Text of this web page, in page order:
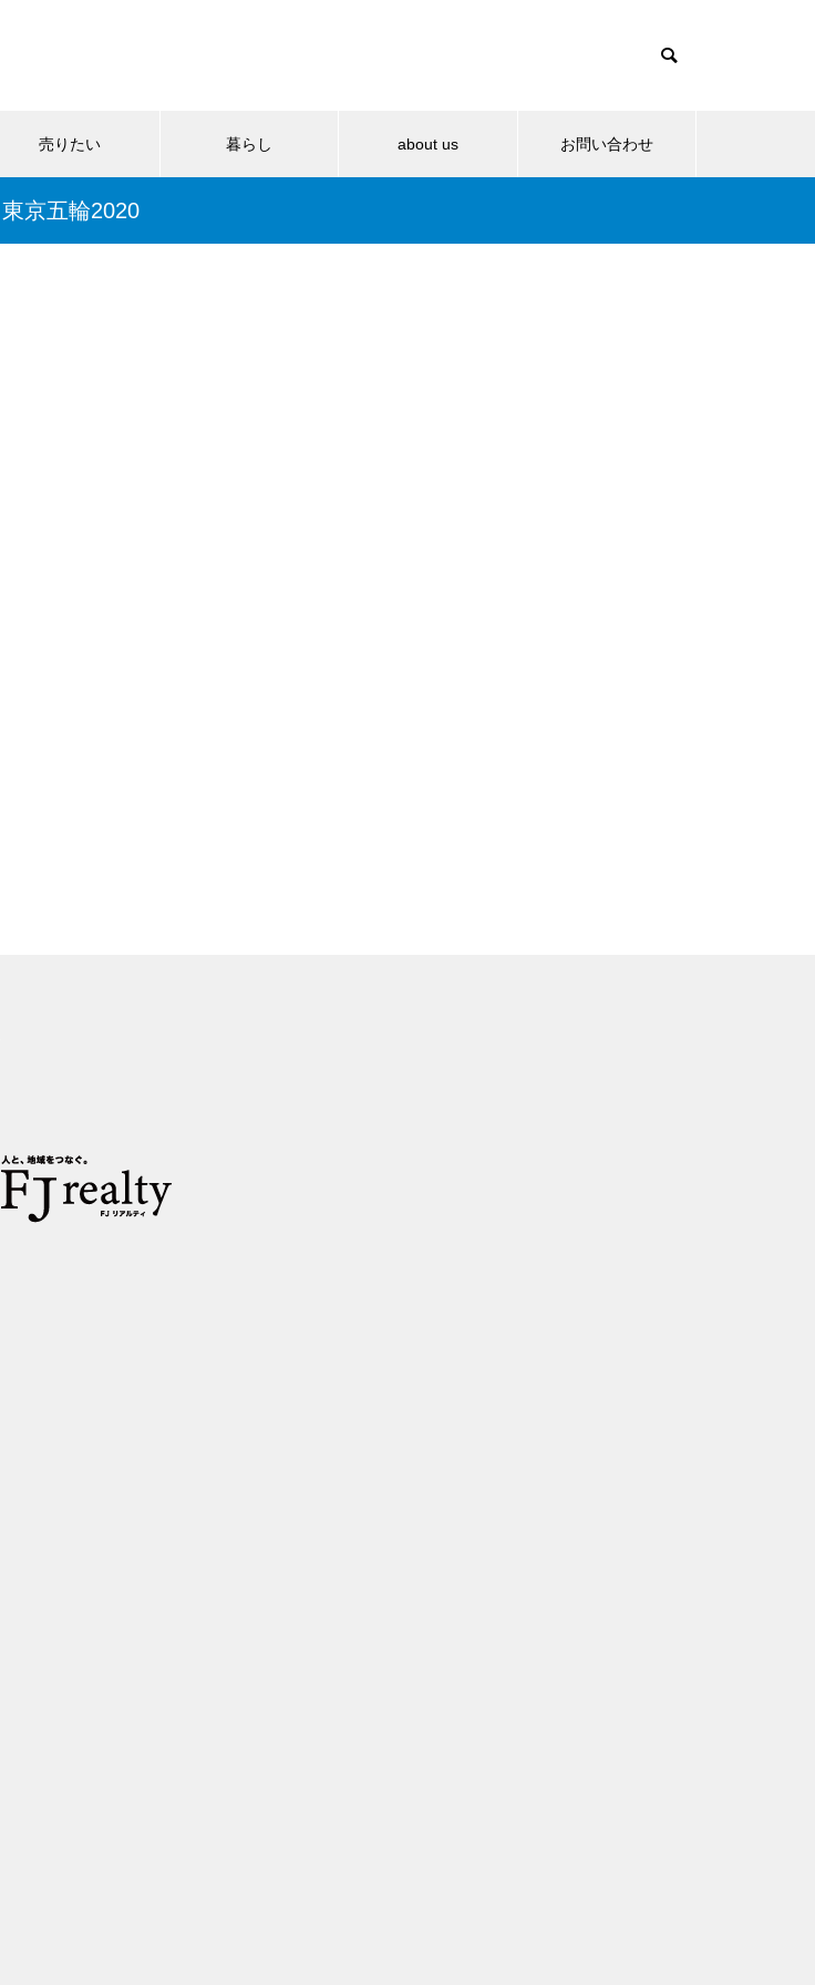
売りたい 暮らし about us お問い合わせ
東京五輪2020